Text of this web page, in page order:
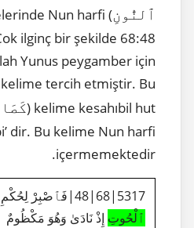
ٱلنُّونِ Nun harfi
ilginç bir şekilde 68:48
Yunus peygamber için
kelime tercih etmiştir. Bu
kelime kesahıbil hut (
dir. Bu kelime Nun harfi
içermemektedir.
5317|68|48|فَٱصْبِرْ لِحُكْمِ رَبِّكَ وَلَا تَكُن كَ
ٱلْحُوتِ إِذْ نَادَىٰ وَهُوَ مَكْظُومٌ